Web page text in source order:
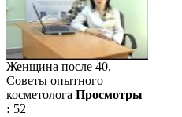
Женщина после 40.
Советы опытного
косметолога Просмотры
: 52